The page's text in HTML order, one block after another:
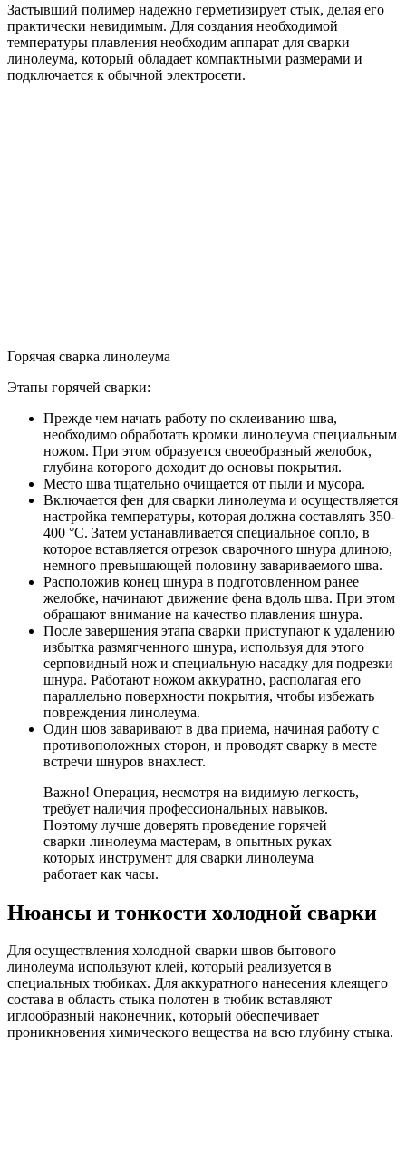
Застывший полимер надежно герметизирует стык, делая его
практически невидимым. Для создания необходимой
температуры плавления необходим аппарат для сварки
линолеума, который обладает компактными размерами и
подключается к обычной электросети.
Горячая сварка линолеума
Этапы горячей сварки:
Прежде чем начать работу по склеиванию шва,
необходимо обработать кромки линолеума специальным
ножом. При этом образуется своеобразный желобок,
глубина которого доходит до основы покрытия.
Место шва тщательно очищается от пыли и мусора.
Включается фен для сварки линолеума и осуществляется
настройка температуры, которая должна составлять 350-
400 °С. Затем устанавливается специальное сопло, в
которое вставляется отрезок сварочного шнура длиною,
немного превышающей половину завариваемого шва.
Расположив конец шнура в подготовленном ранее
желобке, начинают движение фена вдоль шва. При этом
обращают внимание на качество плавления шнура.
После завершения этапа сварки приступают к удалению
избытка размягченного шнура, используя для этого
серповидный нож и специальную насадку для подрезки
шнура. Работают ножом аккуратно, располагая его
параллельно поверхности покрытия, чтобы избежать
повреждения линолеума.
Один шов заваривают в два приема, начиная работу с
противоположных сторон, и проводят сварку в месте
встречи шнуров внахлест.
Важно! Операция, несмотря на видимую легкость,
требует наличия профессиональных навыков.
Поэтому лучше доверять проведение горячей
сварки линолеума мастерам, в опытных руках
которых инструмент для сварки линолеума
работает как часы.
Нюансы и тонкости холодной сварки
Для осуществления холодной сварки швов бытового
линолеума используют клей, который реализуется в
специальных тюбиках. Для аккуратного нанесения клеящего
состава в область стыка полотен в тюбик вставляют
иглообразный наконечник, который обеспечивает
проникновения химического вещества на всю глубину стыка.